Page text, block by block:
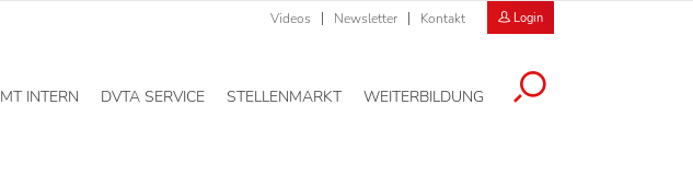
Videos Newsletter Kontakt Login
MT INTERN DVTA SERVICE STELLENMARKT WEITERBILDUNG